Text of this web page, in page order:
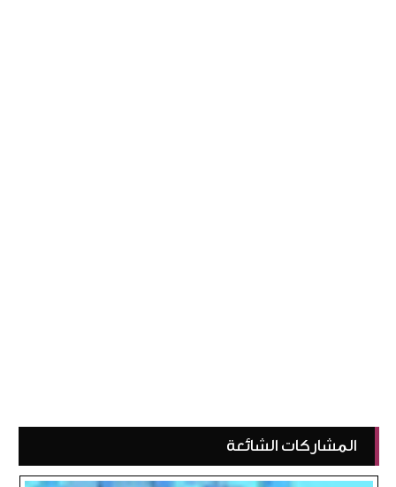
المشاركات الشائعة